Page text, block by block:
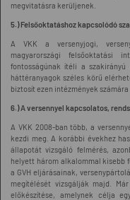
megvitatásra kerüljenek.
5.) Felsőoktatáshoz kapcsolódó
A VKK a versenyjogi,
magyarországi felsőoktatási
fontosságúnak ítéli a szakirányú
háttéranyagok széles körű
biztosít ezen intézmények
6.) A versennyel kapcsolatos,
A VKK 2008-ban több, a
kezdi meg. A korábbi évekhez
állapotát vizsgáló felmérés,
helyett három alkalommal kisebb
a GVH eljárásainak,
megítélését vizsgálják majd.
előkészítése, amelynek célja